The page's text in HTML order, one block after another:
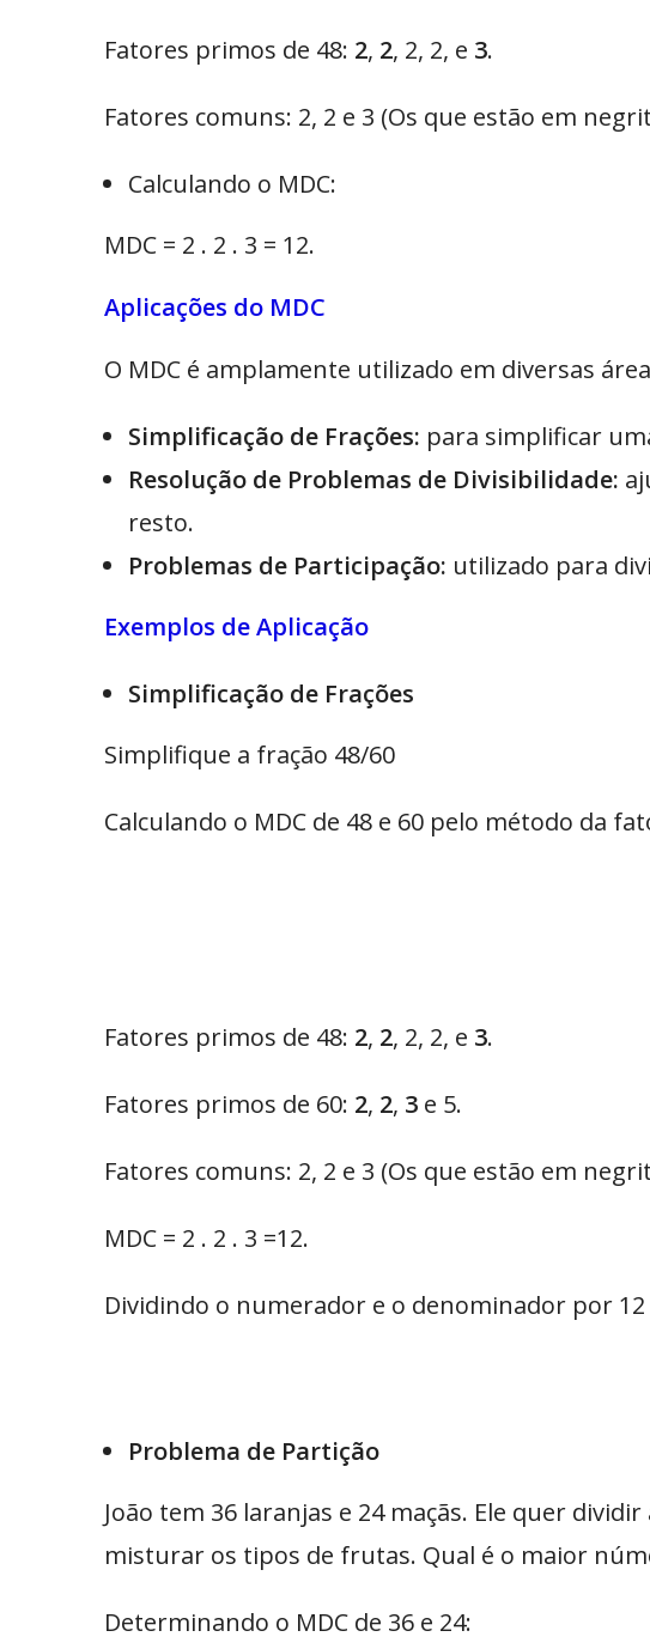
Fatores primos de 48: 2, 2, 2, 2, e 3.
Fatores comuns: 2, 2 e 3 (Os que estão em
Calculando o MDC:
MDC = 2 . 2 . 3 = 12.
Aplicações do MDC
O MDC é amplamente utilizado em diversas
Simplificação de Frações: para simplificar
Resolução de Problemas de Divisibilidade:
resto.
Problemas de Participação: utilizado para
Exemplos de Aplicação
Simplificação de Frações
Simplifique a fração 48/60
Calculando o MDC de 48 e 60 pelo método da
Fatores primos de 48: 2, 2, 2, 2, e 3.
Fatores primos de 60: 2, 2, 3 e 5.
Fatores comuns: 2, 2 e 3 (Os que estão em
MDC = 2 . 2 . 3 =12.
Dividindo o numerador e o denominador por
Problema de Partição
João tem 36 laranjas e 24 maçãs. Ele quer
misturar os tipos de frutas. Qual é o maior
Determinando o MDC de 36 e 24: